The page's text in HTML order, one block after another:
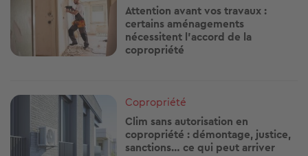
Attention avant vos travaux :
certains aménagements
nécessitent l'accord de la
copropriété
Image
Copropriété
Clim sans autorisation en
copropriété : démontage, justice,
sanctions… ce qui peut arriver